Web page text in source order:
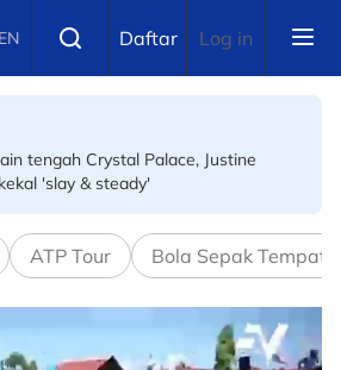
EN Daftar Log in
nak cari makanan sihat, jadi
tengah Crystal Palace, Justine
'slay & steady'
ATP Tour Bola Sepak